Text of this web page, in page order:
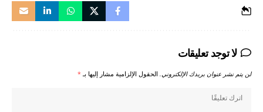
لا توجد تعليقات
لن يتم نشر عنوان بريدك الإلكتروني. الحقول الإلزامية مشار إليها بـ*